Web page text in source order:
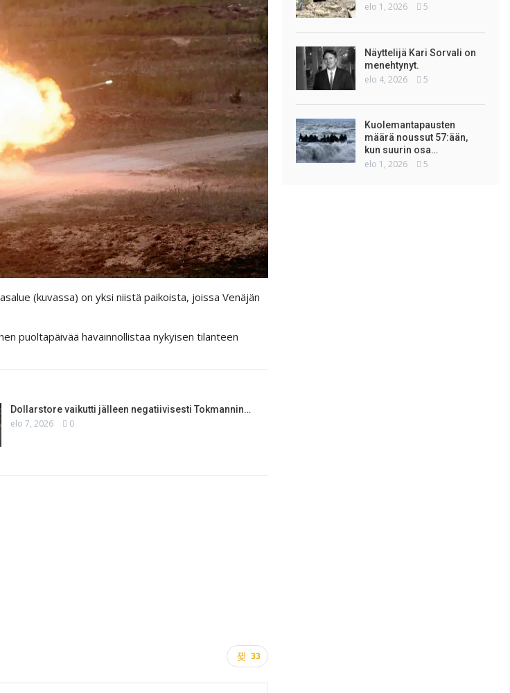
(kuvassa) on yksi niistä paikoista, joissa Venäjän
puoltapäivää havainnollistaa nykyisen tilanteen
Dollarstore vaikutti jälleen negatiivisesti Tokmannin…
elo 7, 2026 0
33
elo 1, 2026 5
Näyttelijä Kari Sorvali on
menehtynyt.
elo 4, 2026 5
Kuolemantapausten
määrä noussut 57:ään,
kun suurin osa…
elo 1, 2026 5